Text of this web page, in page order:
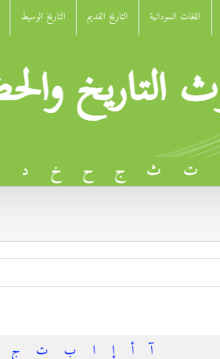
اللغات السودانية التاريخ القديم التاريخ الوسيط
ت ث ج ح خ د
آ أ إ ا ب ت ج